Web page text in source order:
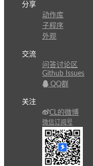
分享
动作库
子程序
外观
交流
问答讨论区
Github Issues
QQ群
关注
CL的微博
微信订阅号